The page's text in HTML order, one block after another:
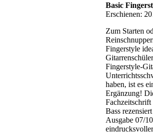
Basic
Erschienen:
Zum Starten
Fingerstyle
Fingerstyle-
haben, ist es
Ergänzung!
Bass
Ausgabe 07/